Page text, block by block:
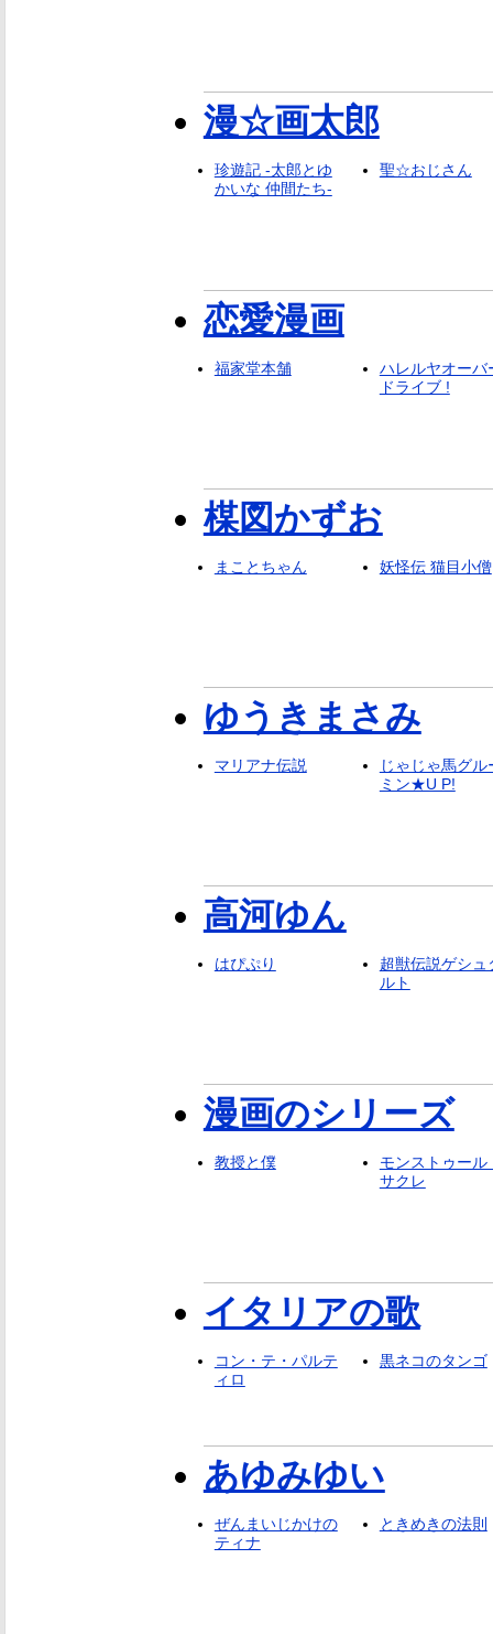
漫☆画太郎
珍遊記 -太郎とゆ
かいな 仲間たち-
聖☆おじさん
恋愛漫画
福家堂本舗
ハレルヤオーバ
ドライブ !
楳図かずお
まことちゃん 妖怪伝 猫目小僧
ゆうきまさみ
マリアナ伝説
じゃじゃ馬グル
ミン★U P!
高河ゆん
はぴぷり
超獣伝説ゲシュ
ルト
漫画のシリーズ
教授と僕
モンストゥール
サクレ
イタリアの歌
コン・テ・パルテ
ィロ
黒ネコのタンゴ
あゆみゆい
ぜんまいじかけの
ティナ
ときめきの法則